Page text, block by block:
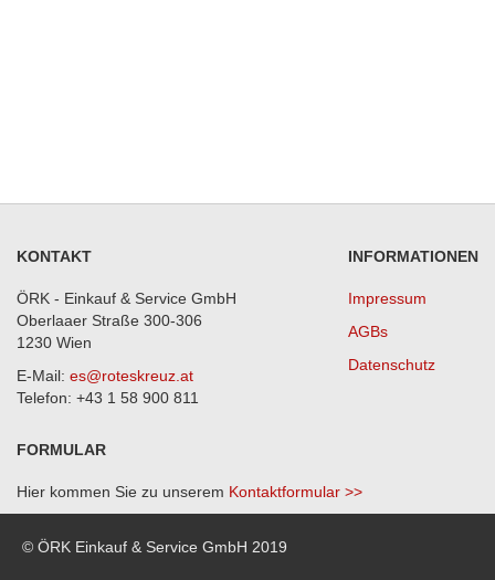
KONTAKT
ÖRK - Einkauf & Service GmbH
Oberlaaer Straße 300-306
1230 Wien
E-Mail: es@roteskreuz.at
Telefon: +43 1 58 900 811
INFORMATIONEN
Impressum
AGBs
Datenschutz
FORMULAR
Hier kommen Sie zu unserem Kontaktformular >>
© ÖRK Einkauf & Service GmbH 2019